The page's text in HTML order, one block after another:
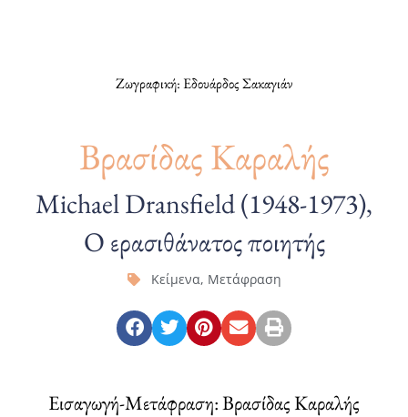
Ζωγραφική: Εδουάρδος Σακαγιάν
Βρασίδας Καραλής
Michael Dransfield (1948-1973),
Ο ερασιθάνατος ποιητής
Κείμενα, Μετάφραση
Εισαγωγή-Μετάφραση: Βρασίδας Καραλής